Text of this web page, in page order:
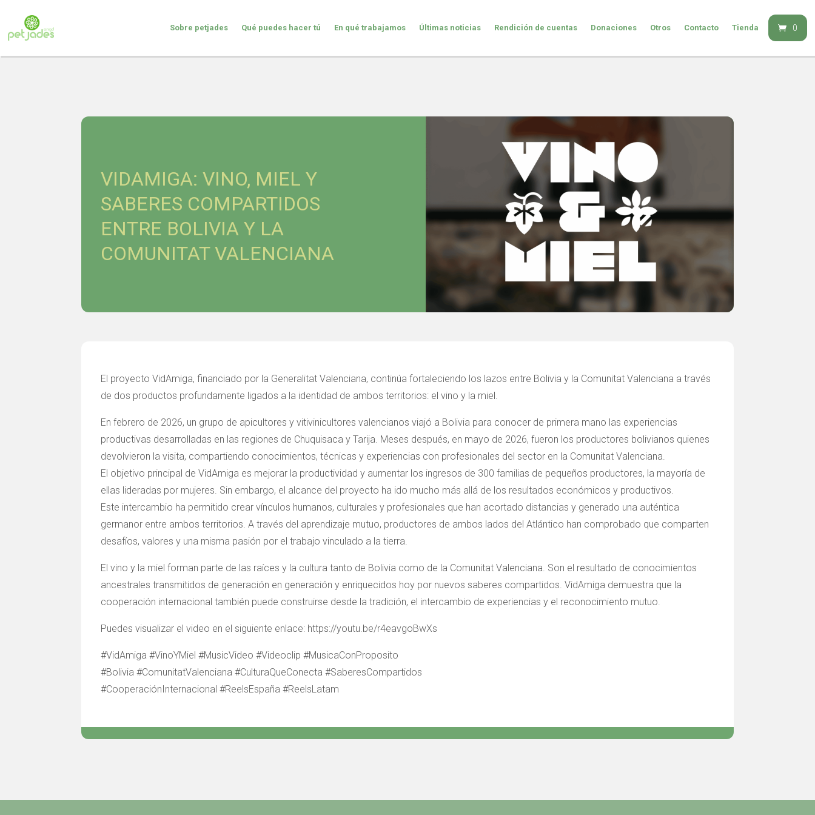
Sobre petjades Qué puedes hacer tú En qué trabajamos Últimas noticias Rendición de cuentas Donaciones Otros Contacto Tienda 0
VIDAMIGA: VINO, MIEL Y
SABERES COMPARTIDOS
ENTRE BOLIVIA Y LA
COMUNITAT VALENCIANA
El proyecto VidAmiga, financiado por la Generalitat Valenciana, continúa fortaleciendo los lazos entre Bolivia y la Comunitat Valenciana a través
de dos productos profundamente ligados a la identidad de ambos territorios: el vino y la miel.
En febrero de 2026, un grupo de apicultores y vitivinicultores valencianos viajó a Bolivia para conocer de primera mano las experiencias
productivas desarrolladas en las regiones de Chuquisaca y Tarija. Meses después, en mayo de 2026, fueron los productores bolivianos quienes
devolvieron la visita, compartiendo conocimientos, técnicas y experiencias con profesionales del sector en la Comunitat Valenciana.
El objetivo principal de VidAmiga es mejorar la productividad y aumentar los ingresos de 300 familias de pequeños productores, la mayoría de
ellas lideradas por mujeres. Sin embargo, el alcance del proyecto ha ido mucho más allá de los resultados económicos y productivos.
Este intercambio ha permitido crear vínculos humanos, culturales y profesionales que han acortado distancias y generado una auténtica
germanor entre ambos territorios. A través del aprendizaje mutuo, productores de ambos lados del Atlántico han comprobado que comparten
desafíos, valores y una misma pasión por el trabajo vinculado a la tierra.
El vino y la miel forman parte de las raíces y la cultura tanto de Bolivia como de la Comunitat Valenciana. Son el resultado de conocimientos
ancestrales transmitidos de generación en generación y enriquecidos hoy por nuevos saberes compartidos. VidAmiga demuestra que la
cooperación internacional también puede construirse desde la tradición, el intercambio de experiencias y el reconocimiento mutuo.
Puedes visualizar el video en el siguiente enlace: https://youtu.be/r4eavgoBwXs
#VidAmiga #VinoYMiel #MusicVideo #Videoclip #MusicaConProposito
#Bolivia #ComunitatValenciana #CulturaQueConecta #SaberesCompartidos
#CooperaciónInternacional #ReelsEspaña #ReelsLatam